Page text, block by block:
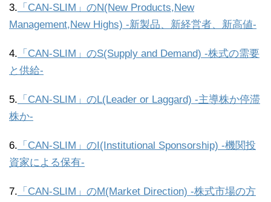
3. 「CAN-SLIM」のN(New Products,New
Management,New Highs) -新製品、新経営者、新高値-
4. 「CAN-SLIM」のS(Supply and Demand) -株式の需要
と供給-
5. 「CAN-SLIM」のL(Leader or Laggard) -主導株か停滞
株か-
6. 「CAN-SLIM」のI(Institutional Sponsorship) -機関投
資家による保有-
7. 「CAN-SLIM」のM(Market Direction) -株式市場の方